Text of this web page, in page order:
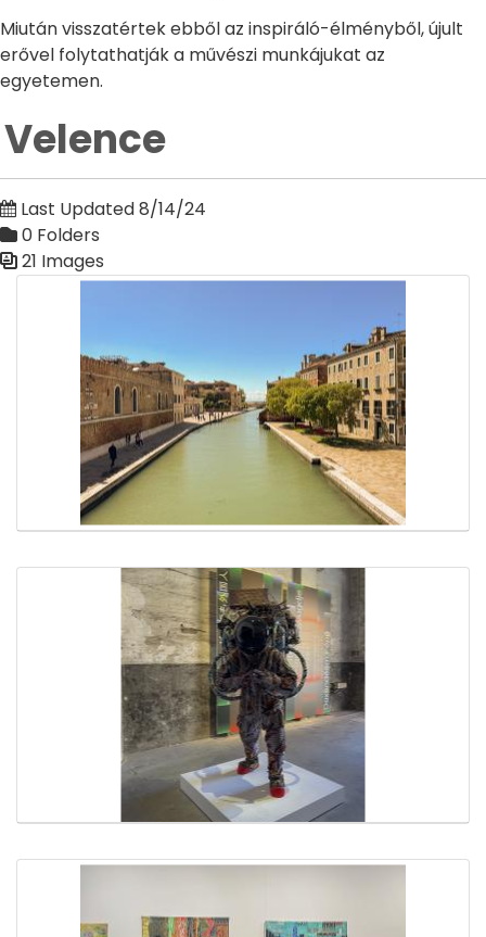
Miután visszatértek ebből az inspiráló-élményből, újult
erővel folytathatják a művészi munkájukat az
egyetemen.
Velence
Last Updated 8/14/24
0 Folders
21 Images
Media Gallery